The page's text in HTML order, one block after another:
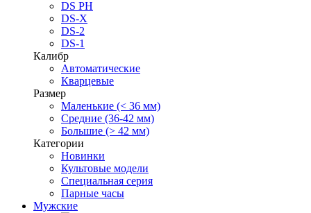
DS PH
DS-X
DS-2
DS-1
Калибр
Автоматические
Кварцевые
Размер
Маленькие (< 36 мм)
Средние (36-42 мм)
Большие (> 42 мм)
Категории
Новинки
Культовые модели
Специальная серия
Парные часы
Мужские